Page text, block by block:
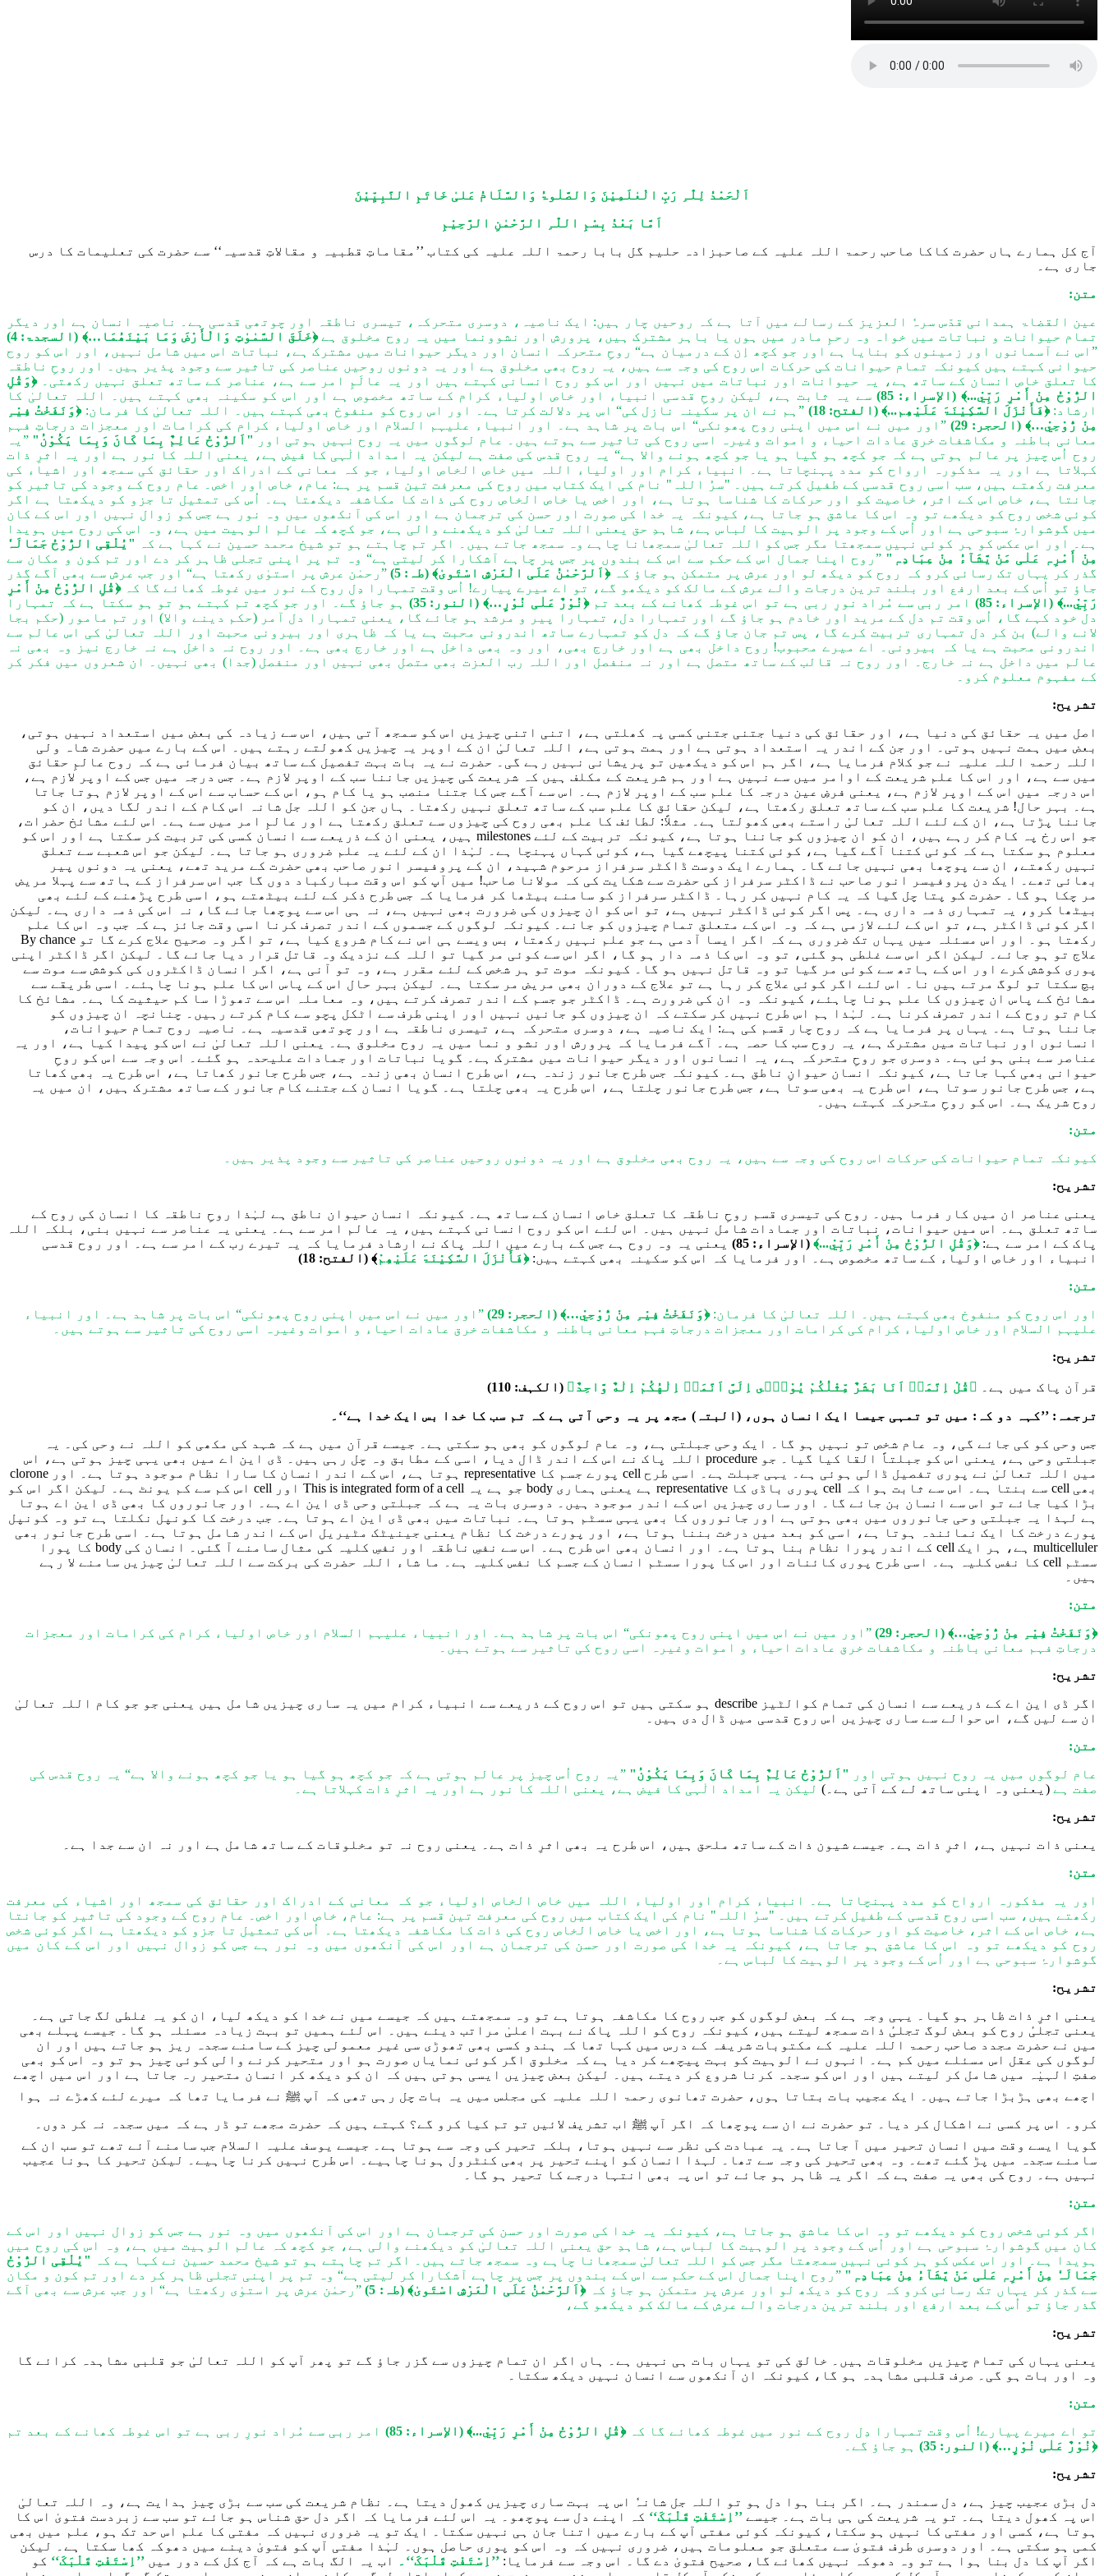
اَلْحَمْدُ لِلّٰہِ رَبِّ الْعٰلَمِیْنَ وَالصَّلٰوۃُ وَالسَّلَامُ عَلیٰ خَاتَمِ النَّبِیِّیْنَ
اَمَّا بَعْدُ بِسْمِ اللّٰہِ الرَّحْمٰنِ الرَّحِیْمِ
آج کل ہمارے ہاں حضرت کاکا صاحب رحمۃ اللہ علیہ کے صاحبزادہ حلیم گل بابا رحمۃ اللہ علیہ کی کتاب ’’مقاماتِ قطبیہ و مقالاتِ قدسیہ‘‘ سے حضرت کی تعلیمات کا درس
جاری ہے۔
متن:
عین القضاۃ ہمدانی قدّس سرہٗ العزیز کے رسالے میں آتا ہے کہ روحیں چار ہیں: ایک ناصیہ، دوسری متحرکہ، تیسری ناطقہ اور چوتھی قدسی ہے۔ ناصیہ انسان ہے اور دیگر
تمام حیوانات و نباتات میں خواہ وہ رحمِ مادر میں ہوں یا باہر مشترک ہیں، پرورش اور نشوونما میں یہ روح مخلوق ہے﴿خَلَقَ السَّمٰوٰتِ وَالْأَرْضَ وَمَا بَیْنَھُمَا…﴾ (السجدۃ: 4)
”اس نے آسمانوں اور زمینوں کو بنایا ہے اور جو کچھ اِن کے درمیان ہے“ روحِ متحرکہ انسان اور دیگر حیوانات میں مشترک ہے، نباتات اس میں شامل نہیں، اور اس کو روح
حیوانی کہتے ہیں کیونکہ تمام حیوانات کی حرکات اس روح کی وجہ سے ہیں، یہ روح بھی مخلوق ہے اور یہ دونوں روحیں عناصر کی تاثیر سے وجود پذیر ہیں۔ اور روحِ ناطقہ
کا تعلق خاص انسان کے ساتھ ہے، یہ حیوانات اور نباتات میں نہیں اور اس کو روح انسانی کہتے ہیں اور یہ عالَمِ امر سے ہے، عناصر کے ساتھ تعلق نہیں رکھتی۔﴿وَقُلِ
الرُّوْحُ مِنْ أَمْرِ رَبِّيْ...﴾ (الإسراء: 85)
سے یہ ثابت ہے، لیکن روحِ قدسی انبیاء اور خاص اولیاء کرام کے ساتھ مخصوص ہے اور اس کو سکینہ بھی کہتے ہیں۔ اللہ تعالیٰ کا
ارشاد:﴿فَأَنْزَلَ السَّکِیْنَۃَ عَلَیْھِم...﴾ (الفتح: 18) ”ہم نے ان پر سکینہ نازل کی“ اس پر دلالت کرتا ہے۔ اور اس روح کو منفوخ بھی کہتے ہیں۔ اللہ تعالیٰ کا فرمان:﴿وَنَفَخْتُ فِیْہِ
مِنْ رُّوْحِيْ…﴾ (الحجر: 29)
”اور میں نے اس میں اپنی روح پھونکی“ اس بات پر شاہد ہے۔ اور انبیاء علیہم السلام اور خاص اولیاء کرام کی کرامات اور معجزات درجاتِ فہم
معانی باطنہ و مکاشفات خرق عادات احیاء و اموات وغیرہ اسی روح کی تاثیر سے ہوتے ہیں۔ عام لوگوں میں یہ روح نہیں ہوتی اور
"اَلرُّوْحُ عَالِمٌ بِمَا کَانَ وَبِمَا یَکُوْنُ" ”یہ
روح اُس چیز پر عالم ہوتی ہے کہ جو کچھ ہو گیا ہو یا جو کچھ ہونے والا ہے“ یہ روح قدس کی صفت ہے لیکن یہ امداد الٰہی کا فیض ہے، یعنی اللہ کا نور ہے اور یہ اثرِ ذات
کہلاتا ہے اور یہ مذکورہ ارواح کو مدد پہنچاتا ہے۔ انبیاء کرام اور اولیاء اللہ میں خاص الخاص اولیاء جو کہ معانی کے ادراک اور حقائق کی سمجھ اور اشیاء کی
معرفت رکھتے ہیں، سب اسی روح قدسی کے طفیل کرتے ہیں۔ "سرُ اللہ" نام کی ایک کتاب میں روح کی معرفت تین قسم پر ہے: عام، خاص اور اخص۔ عام روح کے وجود کی تاثیر کو
جانتا ہے، خاص اس کے اثر، خاصیت کو اور حرکات کا شناسا ہوتا ہے، اور اخص یا خاص الخاص روح کی ذات کا مکاشفہ دیکھتا ہے۔ اُس کی تمثیل تا جزو کو دیکھتا ہے اگر
کوئی شخص روح کو دیکھے تو وہ اس کا عاشق ہو جاتا ہے، کیونکہ یہ خدا کی صورت اور حسن کی ترجمان ہے اور اس کی آنکھوں میں وہ نور ہے جس کو زوال نہیں اور اس کے کان
میں گوشوارۂ سبوحی ہے اور اُس کے وجود پر الوہیت کا لباس ہے، شاہدِ حق یعنی اللہ تعالیٰ کو دیکھنے والی ہے، جو کچھ کہ عالم الوہیت میں ہے، وہ اس کی روح میں ہویدا
ہے۔ اور اس عکس کو ہر کوئی نہیں سمجھتا مگر جس کو اللہ تعالیٰ سمجھانا چاہے وہ سمجھ جاتے ہیں۔ اگر تم چاہتے ہو تو شیخ محمد حسین نے کہا ہے کہ
"یُلْقِی الرُّوْحُ جَمَالَہٗ
مِنْ أَمْرِہٖ عَلٰی مَنْ یَّشَآءُ مِنْ عِبَادِہٖ"”روح اپنا جمال اس کے حکم سے اس کے بندوں پر جس پر چاہے آشکارا کر لیتی ہے“ وہ تم پر اپنی تجلی ظاہر کر دے اور تم کون و مکان سے
گذر کر یہاں تک رسائی کرو کہ روح کو دیکھ لو اور عرش پر متمکن ہو جاؤ کہ﴿اَلرَّحْمٰنُ عَلَی الْعَرْشِ اسْتَویٰ﴾ (طہ: 5)
”رحمٰن عرش پر استوٰی رکھتا ہے“ اور جب عرش سے بھی آگے گذر
جاؤ تو اُس کے بعد ارفع اور بلند ترین درجات والے عرش کے مالک کو دیکھو گے، تو اے میرے پیارے! اُس وقت تمہارا دِل روح کے نور میں غوطہ کھائے گا کہ﴿قُلِ الرُّوْحُ مِنْ أَمْرِ
رَبِّيْ...﴾ (الإسراء: 85) امر ربی سے مُراد نورِ ربی ہے تو اس غوطہ کھانے کے بعد تم﴿نُوْرٌ عَلٰی نُوْرٍ…﴾ (النور: 35)
ہو جاؤ گے۔ اور جو کچھ تم کہتے ہو تو ہو سکتا ہے کہ تمہارا
دل خود کہے گا، اُس وقت تم دل کے مرید اور خادم ہو جاؤ گے اور تمہارا دل، تمہارا پیر و مرشد ہو جائے گا، یعنی تمہارا دل آمر (حکم دینے والا) اور تم مامور (حکم بجا
لانے والے) بن کر دل تمہاری تربیت کرے گا، پس تم جان جاؤ گے کہ دل کو تمہارے ساتھ اندرونی محبت ہے یا کہ ظاہری اور بیرونی محبت اور اللہ تعالیٰ کی اس عالم سے
اندرونی محبت ہے یا کہ بیرونی۔ اے میرے محبوب! روح داخل بھی ہے اور خارج بھی، اور وہ بھی داخل ہے اور خارج بھی ہے۔ اور روح نہ داخل ہے نہ خارج نیز وہ بھی نہ
عالم میں داخل ہے نہ خارج۔ اور روح نہ قالب کے ساتھ متصل ہے اور نہ منفصل اور اللہ رب العزت بھی متصل بھی نہیں اور منفصل (جدا) بھی نہیں۔ ان شعروں میں فکر کر
کے مفہوم معلوم کرو۔
تشریح:
اصل میں یہ حقائق کی دنیا ہے، اور حقائق کی دنیا جتنی جتنی کسی پہ کھلتی ہے، اتنی اتنی چیزیں ا س کو سمجھ آتی ہیں ،
اس سے زیادہ کی بعض میں استعداد نہیں ہوتی،
بعض میں ہمت نہیں ہوتی
اور جن کے اندر یہ استعداد ہوتی ہے اور ہمت ہوتی ہے، اللہ تعالیٰ ان کے اوپر یہ چیزیں کھولتے رہتے ہیں۔ اس کے بارے میں حضرت شاہ ولی
اللہ رحمۃ اللہ علیہ نے جو کلام فرمایا ہے ، اگر ہم اس کو دیکھیں تو پریشانی نہیں رہے گی۔ حضرت نے یہ بات بہت تفصیل کے ساتھ بیان فرمائی ہے کہ روح عالم حقائق
میں سے ہے،
اور اس کا علم شریعت کے اوامر میں سے نہیں ہے اور ہم شریعت کے مکلف ہیں کہ شریعت کی چیزیں جاننا سب کے اوپر لازم ہے۔ جس درجہ میں جس کے اوپر لازم ہے،
اس درجہ میں اس کے اوپر لازم ہے، یعنی فرضِ عین درجہ کا علم سب کے اوپر لازم ہے
اس س ے آگے جس کا جتنا
منصب ہو یا کام ہو، اس کے حساب سے اس کے اوپر لازم ہوتا جاتا
ہے۔ بہر حال! شریعت کا علم سب کے ساتھ تعلق رکھتا ہے ،
لیکن حقائق کا علم سب کے ساتھ تعلق نہیں رکھتا۔ ہاں جن کو اللہ جل شانہ اس کام کے اندر لگا دیں، ان کو
جاننا پڑتا ہے، ان کے لئے اللہ تعالیٰ راستے بھی کھولتا ہے۔ مثلاً: لطائف کا علم بھی روح کی چیزوں سے تعلق رکھتا ہے اور عالمِ امر میں سے ہے اس لئے مشائخ حضرات،
جو اس رخ پہ کام کر رہے ہیں، ان کو ان چیزوں ک و
جاننا ہوتا ہے، کیونکہ تربیت کے لئے milestones ہیں، یعنی ان کے ذریعے سے انسان کسی کی تربیت کر سکتا ہے اور اس کو
معلوم ہو سکتا ہے کہ کوئی کتنا آگے گیا ہے، کوئی کتنا پیچھے گیا ہے، کوئی کہاں پہنچا ہے
لہٰذا ان کے لئے یہ علم ضروری ہو جاتا ہے لیکن جو اس شعب ے سے تعلق
نہیں رکھتے، ان سے پوچھا بھی نہیں جائے گا۔ ہمارے ایک دوست ڈاکٹر سرفراز مرحوم شہید، ان کے پروفیسر انور صاحب بھی حضرت کے مرید تھے، یعنی یہ دونوں پیر
بھائی تھے۔
ایک دن پروفیسر انور صاحب نے ڈاکٹر سرفراز کی حضرت سے شکایت کی کہ
مولانا صاحب! میں آپ کو اس وقت مبارکباد دوں گا جب اس سرفراز کے ہاتھ سے پہلا مریض
مر چکا ہو گا۔ حضرت کو پتا چل گیا کہ یہ کام نہیں کر رہا۔ ڈاکٹر سرفراز کو سامنے بیٹھا کر فرمایا کہ جس طرح ذکر کے لئے بیٹھتے ہو، اسی طرح پڑھنے کے لئے ب ھی
بی ٹھا کرو، یہ تم ہاری ذمہ داری ہے۔ پس اگر کوئی ڈاکٹر نہیں ہے، تو ا س کو ان چیزوں کی ضرورت بھی نہیں ہے، نہ ہی ا س سے پوچھا جائے گا، نہ ا س کی ذمہ داری ہے۔ لیکن
اگر کوئی ڈاکٹر ہے، تو ا س کے لئے لازمی ہے کہ وہ اس کے متعلق تمام چیزوں کو جانے۔ کیونکہ لوگوں کے جسموں کے اندر تصرف کرنا اسی وقت جائز ہے کہ جب وہ اس کا علم
رکھتا ہو۔ اور اس مسئلہ میں یہاں تک ضرو ری ہے کہ اگر ایسا آدمی ہے جو علم نہیں رکھتا، بس ویسے ہی اس نے کام شروع کیا ہے، تو اگر وہ صحیح علاج کرے گا تو y chance
علاج تو ہو جائے
لیکن اگر اس سے غلطی ہو گئی، تو وہ اس کا ذمہ دار ہو گا، اگر اس سے کوئی مر گیا تو اللہ کے نزدیک وہ قاتل قرار دیا جائے گا۔ لیکن اگر ڈاکٹر اپنی
پوری کوشش کرے اور اس کے ہاتھ سے کوئی مر گیا تو وہ قاتل نہیں ہو گا کیونکہ موت تو ہر شخص کے لئے مقرر ہے، وہ تو آنی ہے، اگر انسان ڈاکٹروں کی کوشش سے موت سے
بچ سکتا تو لوگ مر تے ہیں نا۔ اس لئے اگر کوئی علاج کر رہا ہے تو علاج کے دوران بھی مریض مر سکتا ہے۔ لیکن بہر حال اس کے پاس اس کا علم ہونا چاہ ئے ۔ اسی طریقے سے
مشائخ کے پاس ان چیزوں کا علم ہونا چاہ ئ ے، کیونکہ وہ ان کی ضرورت ہے۔ ڈاکٹر جو جسم کے اندر تصرف کرتے ہیں، وہ معاملہ اس سے تھوڑا سا کم حیثیت کا ہے۔
مشائخ کا
کام تو روح کے اندر تصرف کرنا ہے۔ لہٰذا ہم اس طرح نہیں کر سکتے کہ ان چیزوں کو جانیں نہیں اور اپنی طرف سے اٹکل پچو سے کام کرتے رہیں۔ چنانچہ ان چیزوں ک و
جاننا ہوتا ہے۔ یہاں پر فرما یا ہ ے کہ روح چار قسم ک ی ہ ے: ایک ناصیہ ہے ، دوسر ی متحرکہ ہے، تیسر ی ناطقہ ہے اور چوتھ ی قدسیہ ہے
ناصیہ روح تمام حیوانات،
انسانوں اور نباتات میں مشترک ہے ، یہ روح سب کا حصہ ہے۔ آگے فرم ایا کہ پرورش اور نشو و نما میں یہ روح مخلوق ہے یعنی اللہ تعالیٰ نے اس کو پیدا کیا ہے ،
اور یہ
عناصر سے بنی ہو ئ ی ہے۔ دوسر ی جو روحِ متحرکہ ہے، یہ انسانوں اور دیگر حیوانات میں مشترک ہے۔ گویا نباتات اور جمادات علیحدہ ہو گئے۔ اس وجہ سے اس کو روحِ
حیوانی بھی کہا جاتا ہے، کیونکہ انسان حیوانِ ناطق ہے
کیونکہ جس طرح جانور زندہ ہے، اس طرح انسان بھی زندہ ہے، جس طرح جانور کھاتا ہے، اس طرح یہ بھی کھاتا
ہے، جس طرح جانور سوتا ہے، اس طرح یہ بھی سوتا ہے، جس طرح جانور چلتا ہے، اس طرح یہ بھی چلتا ہے۔ گویا انسان کے جتنے کام جانور کے ساتھ مشترک ہیں، ا ن میں یہ
روح شریک ہے۔
اس کو روحِ متحرکہ کہتے ہیں۔
متن:
کیونکہ تمام حیوانات کی حرکات اس روح کی وجہ سے ہیں، یہ روح بھی مخلوق ہے اور یہ دونوں روحیں عناصر کی تاثیر سے وجود پذیر ہیں۔
تشریح:
یعنی عناصر ان میں کار فرما ہیں۔ روح کی تیسر ی قسم روحِ ناطقہ کا تعلق خاص انسان کے ساتھ ہے۔ کیونکہ انسان حیوان ناطق ہے لہٰذا روحِ ناطقہ کا
انسان کی روح کے
ساتھ تعلق ہے۔
اس میں حیوانات، نباتات اور جمادات شامل نہیں ہیں۔ اس لئے اس کو روح انسانی کہتے ہیں، یہ عالم امر سے ہے۔ یعنی یہ عناصر سے نہیں بن ی،
بلکہ اللہ
پاک کے امر سے ہے:﴿وَقُلِ الرُّوْحُ مِنْ أَمْرِ رَبِّيْ...﴾ (الإسراء: 85) یعنی یہ وہ روح ہے جس کے بارے میں اللہ پاک نے ارشاد فرمایا کہ یہ تیرے رب کے امر سے ہے۔ اور
روح قدسی
انبیاء اور خاص اولیاء کے ساتھ مخصوص ہے۔
اور فرمایا کہ اس کو سکینہ بھی کہتے ہیں:﴿فَأَنْزَلَ السَّکِیْنَۃَ عَلَیْھِمْ﴾ (الفتح: 18)
متن:
اور اس روح کو منفوخ بھی کہتے ہیں۔ اللہ تعالیٰ کا فرمان:﴿وَ نَفَخْتُ فِیْہِ مِنْ رُّوْحِيْ…﴾ (الحجر: 29)
”اور میں نے اس میں اپنی روح پھونکی“ اس بات پر شاہد ہے۔ اور انبیاء
علیہم السلام اور خاص اولیاء کرام کی کرامات اور معجزات درجاتِ فہم معانی باطنہ و مکاشفات خرق عادات احیاء و اموات وغیرہ اسی روح کی تاثیر سے ہوتے ہیں۔
تشریح:
قرآن پاک میں ہے۔ ﴿ قُلْ اِنَّمَاۤ اَنَا بَشَرٌ مِّثْلُكُمْ یُوْحٰۤى اِلَیَّ اَنَّمَاۤ اِلٰهُكُمْ اِلٰهٌ وَّاحِدٌ ﴾ (الکہف: 110)
ترجمہ: ’’کہہ دو کہ: میں تو تمہی جیسا ایک انسان ہوں، (البتہ) مجھ پر یہ وحی آتی ہے کہ تم سب کا خدا بس ایک خدا ہے‘‘۔
جس وحی کو کی جائے گی، وہ عام شخص تو نہیں ہو گا۔ ایک وحی جبلتی ہے، وہ عام لوگوں کو بھی ہو سکت ی ہے۔ جیسے قرآن میں ہے کہ شہد کی مکھی ک و اللہ نے و حی کی۔
یہ
جبلتی وحی ہے ، یعنی اس کو جبلتاً القا کیا گیا۔ جو procedure اللہ پاک نے اس کے اندر ڈال دیا، اسی کے مطابق وہ چل رہ ی ہیں۔ ڈی این اے میں بھی یہی چیز ہوتی ہے ، اس
میں اللہ تعالیٰ نے پوری تفصیل ڈال ی ہو ئی ہے۔ یہی جبلت ہے۔ اسی طرح نسان کا
سارا نظام موجود ہوتا ہے۔ اور clorone
بھی cell سے بنتا ہے۔ اس
سے ثابت ہوا کہ cell پور ی باڈی کا جو ہے یہ This is integrated form of a cell اور
cell اس کم سے کم یونٹ ہے۔ لیکن اگر اس کو
بڑا کیا جائے تو اس سے انسان بن جائے گا۔ اور ساری چیزیں اس کے اندر موجود ہیں۔ دوسر ی بات یہ ہے کہ جبلتی وحی ڈی این اے ہے ۔ اور جانوروں کا بھی ڈی این اے ہوتا
ہے لہذا یہ جبلتی وحی جانوروں میں بھی ہوتی ہے اور جانوروں کا بھی یہی سسٹم ہوتا ہے۔ نباتات میں بھی ڈی این اے ہوتا ہے۔ جب درخت کا کونپل نکلتا ہے تو وہ کونپل
پورے درخت کا ایک نمائندہ ہوتا ہے ، اسی کو بعد میں درخت بننا ہوتا ہے، اور پور ے درخت کا نظام یعنی جینیٹک مٹیریل اس کے اندر شامل ہوتا ہے۔ اسی طرح جانور بھی
multicelluler ہ
ے، ہر ایک cell کے اندر پورا نظام بنا ہوتا ہے۔ اور انسان بھی اس طرح ہے۔ اس سے نفسِ ناطقہ اور نفسِ کلیہ کی مثال سامنے آ گئی۔ انسان ک ی
کا پورا
سسٹم cell کا نفس کلیہ ہے اسی طرح پوری کائنات اور اس کا پورا سسٹم انسان ک ے جسم کا نفس کلیہ ہے۔ ما شاء اللہ حضرت کی برکت سے اللہ تعالیٰ چیزیں سامنے لا رہے
ہیں۔
متن:
﴿وَنَفَخْتُ فِیْہِ مِنْ رُّوْحِيْ…﴾ (الحجر: 29)
”اور میں نے اس میں اپنی روح پھونکی“ اس بات پر شاہد ہے۔ اور انبیاء علیہم السلام اور خاص اولیاء کرام کی کرامات اور معجزات
درجاتِ فہم معانی باطنہ و مکاشفات خرق عادات احیاء و اموات وغیرہ اسی روح کی تاثیر سے ہوتے ہیں۔
تشریح:
اگر ڈی این اے کے ذریعے سے انسان کی تمام کوالٹیز describe ہو سکتی ہیں تو اس روح کے ذریعے سے انبیاء کرام میں یہ ساری چیزیں شامل ہ یں یعنی جو جو کام اللہ تعالیٰ
ان سے لیں گے، اس حوالے سے ساری چیزیں اس روح قدسی میں ڈال دی ہیں۔
متن:
عام لوگوں میں یہ روح نہیں ہوتی اور
"اَلرُّوْحُ عَالِمٌ بِمَا کَانَ وَ بِمَا یَکُوْنُ" ”یہ روح اُس چیز پر عالم ہوتی ہے کہ جو کچھ ہو گیا ہو یا جو کچھ ہونے والا ہے“ یہ روح قدس کی
صفت ہے (یعنی وہ اپن ی ساتھ لے کے آت ی ہے ۔) لیکن یہ امداد الٰہی کا فیض ہے، یعنی اللہ کا نور ہے اور یہ اثرِ ذات کہلاتا ہے۔
تشریح:
یعنی ذات نہیں ہے، اثرِ ذات ہے۔ جیسے شیون ذات کے ساتھ ملحق ہیں، اس طرح یہ بھی اثرِ ذات ہے۔ یعنی روح نہ تو مخلوقات کے ساتھ شامل ہ ے اور نہ ان سے جدا ہ ے۔
متن:
اور یہ مذکورہ ارواح کو مدد پہنچاتا ہے۔ انبیاء کرام اور اولیاء اللہ میں خاص الخاص اولیاء جو کہ معانی کے ادراک اور حقائق کی سمجھ اور اشیاء کی معرفت
رکھتے ہیں، سب اسی روح قدسی کے طفیل کرتے ہیں۔ "سرُ اللہ" نام کی ایک کتاب میں روح کی معرفت تین قسم پر ہے: عام، خاص اور اخص۔ عام روح کے وجود کی تاثیر کو جانتا
ہے، خاص اس کے اثر، خاصیت کو اور حرکات کا شناسا ہوتا ہے، اور اخص یا خاص الخاص روح کی ذات کا مکاشفہ دیکھتا ہے۔ اُس کی تمثیل تا جزو کو دیکھتا ہے اگر کوئی شخص
روح کو دیکھے تو وہ اس کا عاشق ہو جاتا ہے، کیونکہ یہ خدا کی صورت اور حسن کی ترجمان ہے اور اس کی آنکھوں میں وہ نور ہے جس کو زوال نہیں اور اس کے کان میں
گوشوارۂ سبوحی ہے اور اُس کے وجود پر الوہیت کا لباس ہے
تشریح:
یعنی اثر ذات ظاہر ہو گیا۔ یہی وجہ ہے کہ بعض لوگوں کو جب روح کا مکاشفہ ہوتا ہے تو وہ سمجھتے ہیں کہ جیسے میں نے خدا کو دیکھ لیا ، ا ن کو یہ غلطی لگ جاتی ہے۔
یعنی تجلیٔ روح کو بعض لوگ تجلیٔ ذات سمجھ لیتے ہیں، کیونکہ روح کو اللہ پاک نے بہت اعلیٰ مراتب دیئے ہیں۔ اس لئے ہمیں تو بہت زیادہ م سئلہ ہو گا۔ جیس ے پ ہلے بھی
میں نے حضرت مجدد صاحب رحمۃ اللہ علیہ ک ے مکتوبات شریف کے درس میں کہا تھا کہ ہندو کسی بھی تھوڑی سی غیر معمولی چیز کے سامنے سجدہ ریز ہو جاتے ہیں اور
ان
لوگوں کی عقل اس مسئلے می ں کم ہے۔ انہوں نے الوہیت کو بہت پیچھے کر دیا ہے کہ مخلوق اگر کوئی نمایاں صورت ہو اور متحیر
کرنے والی کوئی چیز ہو تو وہ اس کو بھی
صفتِ الہیٰہ میں شامل کر لیتے ہیں اور ا س کو سجدہ کرن ا شروع کر د یتے ہیں۔ لیکن بعض چیزیں ایسی ہوتی ہیں کہ ان کو دیکھ کر انسان مت ح یر رہ جاتا ہے اور اس میں اچھے
اچھے بھی ہ ڑبڑا جاتے ہیں۔ ایک عجیب بات بتاتا ہوں، حضرت تھانوی رحمۃ اللہ علیہ کی مجلس میں یہ بات چل رہی تھی کہ
آپ ﷺ نے فرمایا تھا کہ میرے لئے کھڑے نہ ہوا
کرو
اس پر کسی نے اشکال کر دیا تو حضرت نے ان سے پوچھا کہ اگر
آپ ﷺ اب تشریف لائیں تو تم کیا کرو گے؟ کہتے ہیں کہ حضرت مجھے تو ڈر ہے کہ میں سجدہ نہ کر دوں۔
گویا ایسے وقت میں انسان ت ح یر میں آ جاتا ہے۔ یہ عبادت کی نظر سے نہیں ہوتا ، بلکہ ت ح یر کی وجہ سے ہوتا ہے۔ جیسے یوسف علیہ السلام جب سامنے آئے تھے تو سب ان کے
سامنے سجدہ میں پڑ گئے ت ھے۔ وہ بھی ت ح یر کی وجہ سے تھ ا۔ لہذا انسان کو اپنے ت ح یر پر بھی کنٹرول ہونا چاہیے اس طرح نہیں کرنا چاہیے لیکن ت ح یر کا ہونا عجیب
نہیں ہے۔
روح کی بھی یہ صفت ہ ے کہ اگر یہ ظاہر ہو جائے تو اس پہ بھی انتہا در جے کا ت ح یر ہو گا۔
متن:
اگر کوئی شخص روح کو دیکھے تو وہ اس کا عاشق ہو جاتا ہے، کیونکہ یہ خدا کی صورت اور حسن کی ترجمان ہے اور اس کی آنکھوں میں وہ نور ہے جس کو زوال نہیں اور اس کے
کان میں گوشوارۂ سبوحی ہے اور اُس کے وجود پر الوہیت کا لباس ہے، شاہدِ حق یعنی اللہ تعالیٰ کو دیکھنے والی ہے، جو کچھ کہ عالم الوہیت میں ہے، وہ اس کی روح میں
ہویدا ہے۔ اور اس عکس کو ہر کوئی نہیں سمجھتا مگر جس کو اللہ تعالیٰ سمجھانا چاہے وہ سمجھ جاتے ہیں۔ اگر تم چاہتے ہو تو شیخ محمد حسین نے کہا ہے کہ
"یُلْقِی الرُّوْحُ
جَمَالَہٗ مِنْ أَمْرِہٖ عَلٰی مَنْ یَّشَآءُ مِنْ عِبَادِہٖ" ”روح اپنا جمال اس کے حکم سے اس کے بندوں پر جس پر چاہے آشکارا کر لیتی ہے“ وہ تم پر اپنی تجلی ظاہر کر دے اور تم کون و مکان
سے گذر کر یہاں تک رسائی کرو کہ روح کو دیکھ لو اور عرش پر متمکن ہو جاؤ کہ﴿اَلرَّحْمٰنُ عَلَی الْعَرْشِ اسْتَویٰ﴾ (طہ: 5)
”رحمٰن عرش پر استوٰی رکھتا ہے“ اور جب عرش سے بھی آگے
گذر جاؤ تو اُس کے بعد ارفع اور بلند ترین درجات والے عرش کے مالک کو دیکھو گے،
تشریح:
یعنی یہاں کی تمام چیزیں مخلوقات ہیں خالق ک ی تو
یہاں بات ہی نہیں ہے۔ ہاں اگر ان تمام چیزوں سے گزر جاؤ گے تو پھر آپ کو اللہ تعالیٰ جو قلبی مشاہدہ کرائے گا
وہ اور بات ہو گی۔ صرف قلبی مشاہدہ ہو گا، کیونکہ ان آنکھوں سے انسان نہیں دیکھ سکتا۔
متن:
تو اے میرے پیارے! اُس وقت تمہارا دِل روح کے نور میں غوطہ کھائے گا کہ﴿قُلِ الرُّوْحُ مِنْ أَمْرِ رَبِّيْ...﴾ (الإسراء: 85)
امر ربی سے مُراد نورِ ربی ہے تو اس غوطہ کھانے کے بعد تم
﴿نُوْرٌ عَلٰی نُوْرٍ…﴾ (النور: 35)
ہو جاؤ گے۔
تشریح:
دل بڑی عجیب چیز ہے، دل سمندر ہے۔ اگر بنا ہوا دل ہو تو اللہ جل شان ہٗ اس پہ بہت ساری چیزیں کھول دیتا ہے۔ نظام شریعت ک ی سب سے بڑی چیز ہدایت ہے، وہ اللہ تعالیٰ
اس پہ کھول دیتا ہے۔ تو یہ شریعت ک ی ہی بات ہے ۔ جیسے ’’ اِسْتَفْتِ قَلْبَکَ‘‘ کہ اپنے دل سے پوچھو۔ یہ اس لئے فرمایا کہ
اگر دل حق شناس ہو جائے تو سب سے زبردست فتویٰ اس کا
ہوتا ہے، کسی اور مفتی کا نہیں ہو سک تا، کیونکہ کوئی مفتی آپ کے بارے میں اتنا جان ہی نہیں سکتا۔ ایک تو یہ ضروری نہیں کہ مفتی کا علم
اس حد تک ہو، علم میں بھی
کمی ہو سکتی ہے۔ اور دوسری طرف فتویٰ سے متعلق جو معلومات ہیں، ضروری نہیں کہ وہ اس کو پوری حا صل ہوں۔ لہٰذا مفتی آپ کو فتویٰ دینے میں دھوکہ کھا سکتا ہے۔
لیکن
اگر آپ کا
دل بنا ہو ا ہے تو وہ دھوکہ نہیں کھائے گا، صحیح فتویٰ دے گا۔ اس وجہ سے فرمایا: ’’ اِسْتَفْتِ قَلْبَکَ‘‘۔ اب یہ الگ بات ہے کہ آج کل کے دور میں ’’اِسْتَفْتِ قَلْبَکَ‘‘ کو